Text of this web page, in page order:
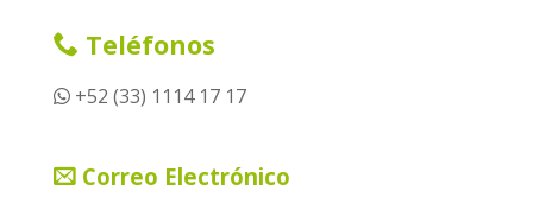
Teléfonos
+52 (33) 1114 17 17
Correo Electrónico